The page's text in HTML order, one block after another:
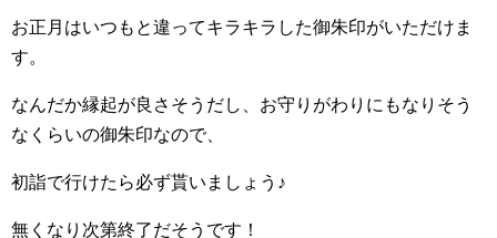
お正月はいつもと違ってキラキラした御朱印がいただけま
す。
なんだか縁起が良さそうだし、お守りがわりにもなりそう
なくらいの御朱印なので、
初詣で行けたら必ず貰いましょう♪
無くなり次第終了だそうです！